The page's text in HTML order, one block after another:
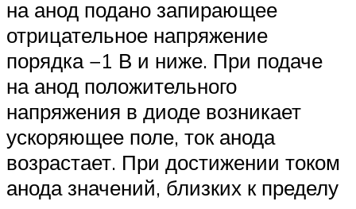
на анод подано запирающее
отрицательное напряжение
порядка −1 В и ниже. При подаче
на анод положительного
напряжения в диоде возникает
ускоряющее поле, ток анода
возрастает. При достижении током
анода значений, близких к пределу